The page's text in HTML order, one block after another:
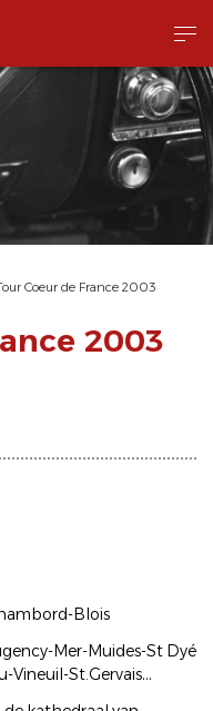
Coeur de France 2003
2003
Blois
Mer-Muides-St Dyé
Vineuil-St.Gervais…